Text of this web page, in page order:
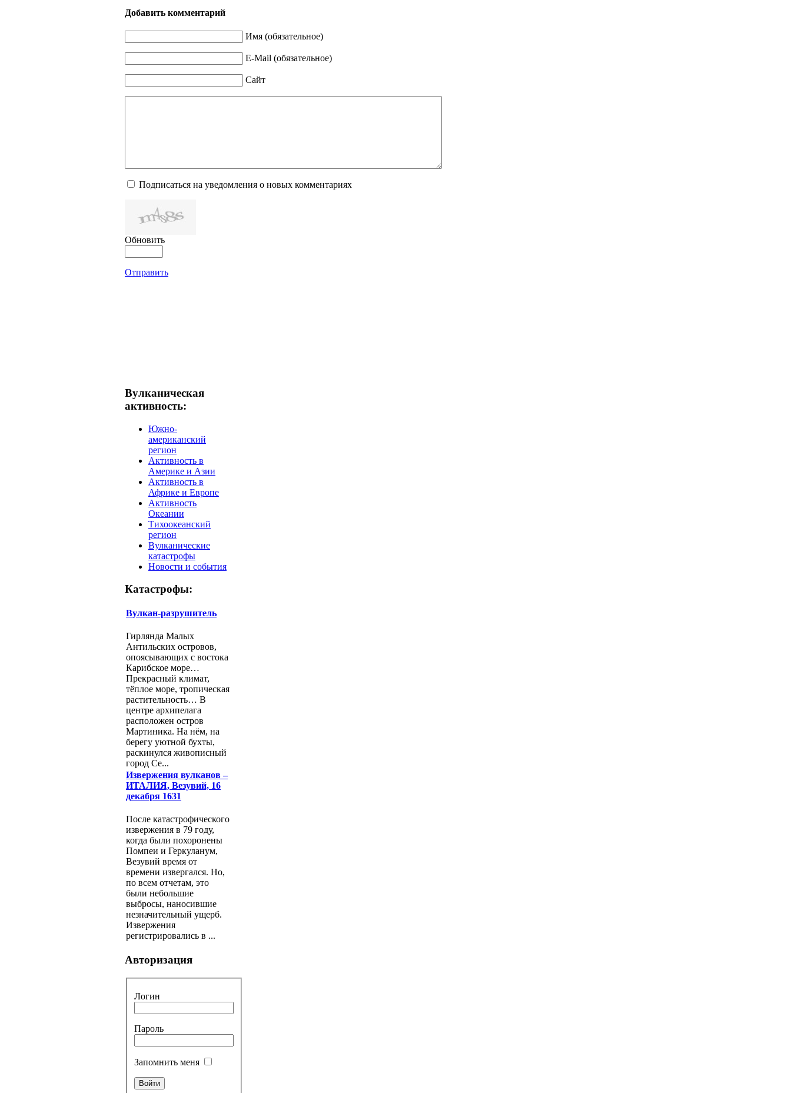
Добавить комментарий
Имя (обязательное)
E-Mail (обязательное)
Сайт
Подписаться на уведомления о новых комментариях
Обновить
Отправить
Вулканическая
активность:
Южно-
американский
регион
Активность в
Америке и Азии
Активность в
Африке и Европе
Активность
Океании
Тихоокеанский
регион
Вулканические
катастрофы
Новости и события
Катастрофы:
Вулкан-разрушитель
Гирлянда Малых
Антильских островов,
опоясывающих с востока
Карибское море…
Прекрасный климат,
тёплое море, тропическая
растительность… В
центре архипелага
расположен остров
Мартиника. На нём, на
берегу уютной бухты,
раскинулся живописный
город Се...
Извержения вулканов –
ИТАЛИЯ, Везувий, 16
декабря 1631
После катастрофического
извержения в 79 году,
когда были похоронены
Помпеи и Геркуланум,
Везувий время от
времени извергался. Но,
по всем отчетам, это
были небольшие
выбросы, наносившие
незначительный ущерб.
Извержения
регистрировались в ...
Авторизация
Логин
Пароль
Запомнить меня